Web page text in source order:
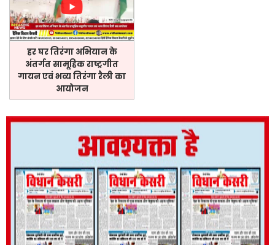
हर घर तिरंगा अभियान के
अंतर्गत सामूहिक राष्ट्रगीत
गायन एवं भव्य तिरंगा रैली का
आयोजन